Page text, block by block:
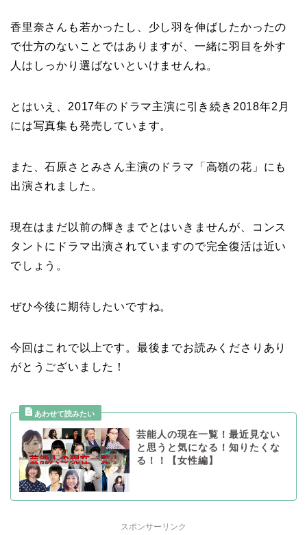
香里奈さんも若かったし、少し羽を伸ばしたかったの
で仕方のないことではありますが、一緒に羽目を外す
人はしっかり選ばないといけませんね。
とはいえ、2017年のドラマ主演に引き続き2018年2月
には写真集も発売しています。
また、石原さとみさん主演のドラマ「高嶺の花」にも
出演されました。
現在はまだ以前の輝きまでとはいきませんが、コンス
タントにドラマ出演されていますので完全復活は近い
でしょう。
ぜひ今後に期待したいですね。
今回はこれで以上です。最後までお読みくださりあり
がとうございました！
芸能人の現在一覧！最近見ない
と思うと気になる！知りたくな
る！！【女性編】
スポンサーリンク